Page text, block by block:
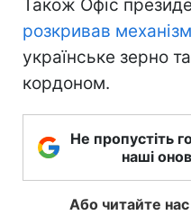
Також Офіс
розкривав механізм
українське зерно
кордоном.
Не пропустіть
наші
Або читайте